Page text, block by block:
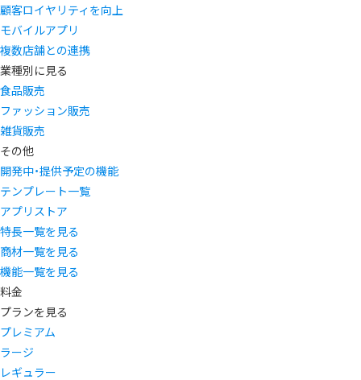
顧客ロイヤリティを向上
モバイルアプリ
複数店舗との連携
業種別に見る
食品販売
ファッション販売
雑貨販売
その他
開発中・提供予定の機能
テンプレート一覧
アプリストア
特長一覧を見る
商材一覧を見る
機能一覧を見る
料金
プランを見る
プレミアム
ラージ
レギュラー